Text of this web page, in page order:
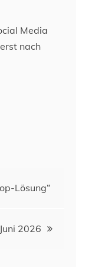
Media
nach
Lösung“
2026